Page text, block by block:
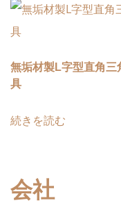
無垢材製L字型直角三
具
続きを読む
会社